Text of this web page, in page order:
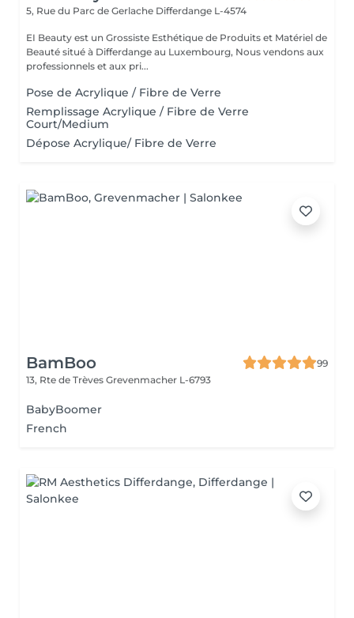
5, Rue du Parc de Gerlache Differdange L-4574
EI Beauty est un Grossiste Esthétique de Produits et Matériel de
Beauté situé à Differdange au Luxembourg, Nous vendons aux
professionnels et aux pri...
Pose de Acrylique / Fibre de Verre
Remplissage Acrylique / Fibre de Verre
Court/Medium
Dépose Acrylique/ Fibre de Verre
BamBoo
99
13, Rte de Trèves Grevenmacher L-6793
BabyBoomer
French